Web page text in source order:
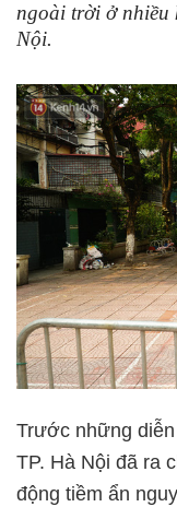
ngoài trời ở nhiều
Nội.
Trước những
TP. Hà Nội đã ra
động tiềm ẩn